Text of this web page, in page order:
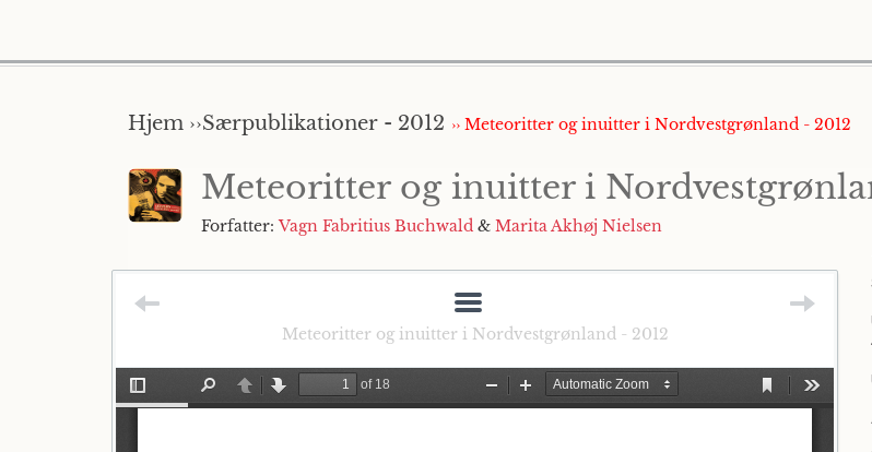
Hjem ››Særpublikationer - 2012 ›› Meteoritter og inuitter i Nordvestgrønland - 2012
Meteoritter og inuitter i
Forfatter:Vagn Fabritius Buchwald & Marita Akhøj Nielsen
Meteoritter og inuitter i Nordvestgrønland - 2012